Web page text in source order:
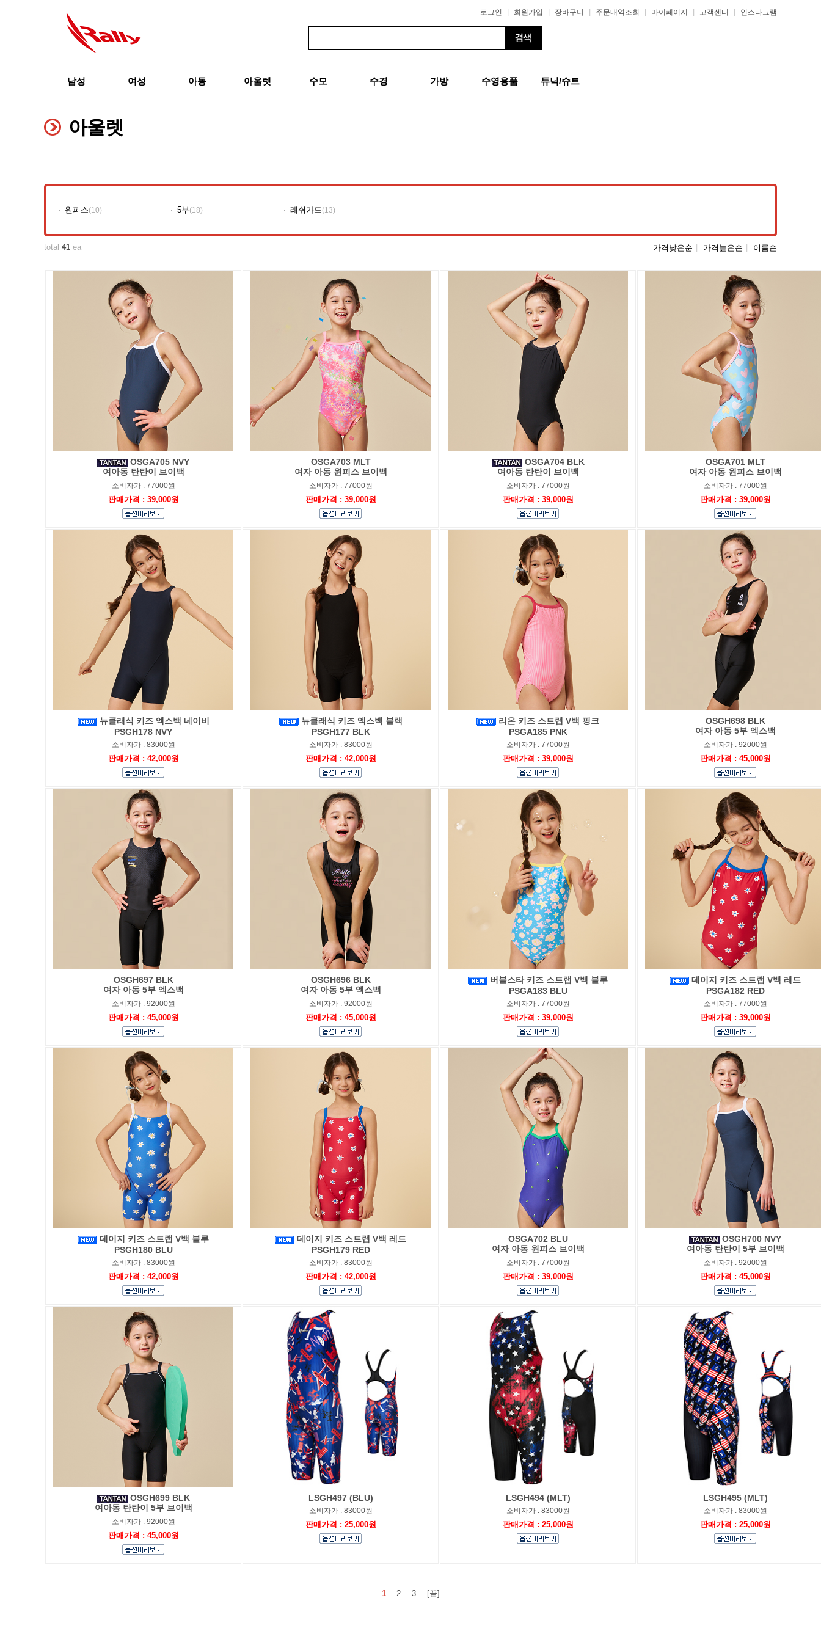
로그인 회원가입 장바구니 주문내역조회 마이페이지 고객센터 인스타그램
남성 여성 아동 아울렛 수모 수경 가방 수영용품 튜닉/슈트
아울렛
원피스(10) 5부(18) 래쉬가드(13)
total 41 ea 가격낮은순 가격높은순 이름순
OSGA705 NVY
여아동 탄탄이 브이백
소비자가 : 77000원
판매가격 : 39,000원
OSGA703 MLT
여자 아동 원피스 브이백
소비자가 : 77000원
판매가격 : 39,000원
OSGA704 BLK
여아동 탄탄이 브이백
소비자가 : 77000원
판매가격 : 39,000원
OSGA701 MLT
여자 아동 원피스 브이백
소비자가 : 77000원
판매가격 : 39,000원
뉴클래식 키즈 엑스백 네이비
PSGH178 NVY
소비자가 : 83000원
판매가격 : 42,000원
뉴클래식 키즈 엑스백 블랙
PSGH177 BLK
소비자가 : 83000원
판매가격 : 42,000원
리온 키즈 스트랩 V백 핑크
PSGA185 PNK
소비자가 : 77000원
판매가격 : 39,000원
OSGH698 BLK
여자 아동 5부 엑스백
소비자가 : 92000원
판매가격 : 45,000원
OSGH697 BLK
여자 아동 5부 엑스백
소비자가 : 92000원
판매가격 : 45,000원
OSGH696 BLK
여자 아동 5부 엑스백
소비자가 : 92000원
판매가격 : 45,000원
버블스타 키즈 스트랩 V백 블루
PSGA183 BLU
소비자가 : 77000원
판매가격 : 39,000원
데이지 키즈 스트랩 V백 레드
PSGA182 RED
소비자가 : 77000원
판매가격 : 39,000원
데이지 키즈 스트랩 V백 블루
PSGH180 BLU
소비자가 : 83000원
판매가격 : 42,000원
데이지 키즈 스트랩 V백 레드
PSGH179 RED
소비자가 : 83000원
판매가격 : 42,000원
OSGA702 BLU
여자 아동 원피스 브이백
소비자가 : 77000원
판매가격 : 39,000원
OSGH700 NVY
여아동 탄탄이 5부 브이백
소비자가 : 92000원
판매가격 : 45,000원
OSGH699 BLK
여아동 탄탄이 5부 브이백
소비자가 : 92000원
판매가격 : 45,000원
LSGH497 (BLU)
소비자가 : 83000원
판매가격 : 25,000원
LSGH494 (MLT)
소비자가 : 83000원
판매가격 : 25,000원
LSGH495 (MLT)
소비자가 : 83000원
판매가격 : 25,000원
1 2 3 [끝]